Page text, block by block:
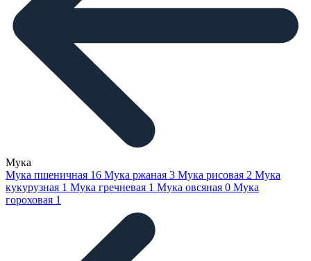
Мука
Мука пшеничная 16 Мука ржаная 3 Мука рисовая 2 Мука
кукурузная 1 Мука гречневая 1 Мука овсяная 0 Мука
гороховая 1